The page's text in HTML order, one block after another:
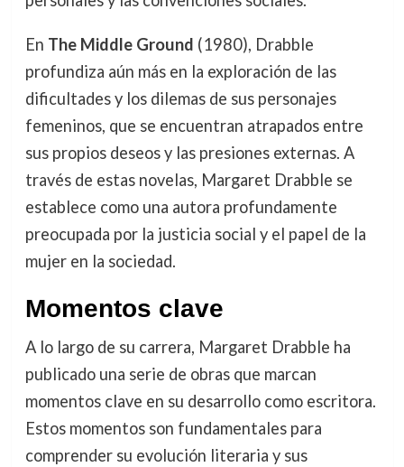
En The Middle Ground (1980), Drabble
profundiza aún más en la exploración de las
dificultades y los dilemas de sus personajes
femeninos, que se encuentran atrapados entre
sus propios deseos y las presiones externas. A
través de estas novelas, Margaret Drabble se
establece como una autora profundamente
preocupada por la justicia social y el papel de la
mujer en la sociedad.
Momentos clave
A lo largo de su carrera, Margaret Drabble ha
publicado una serie de obras que marcan
momentos clave en su desarrollo como escritora.
Estos momentos son fundamentales para
comprender su evolución literaria y sus